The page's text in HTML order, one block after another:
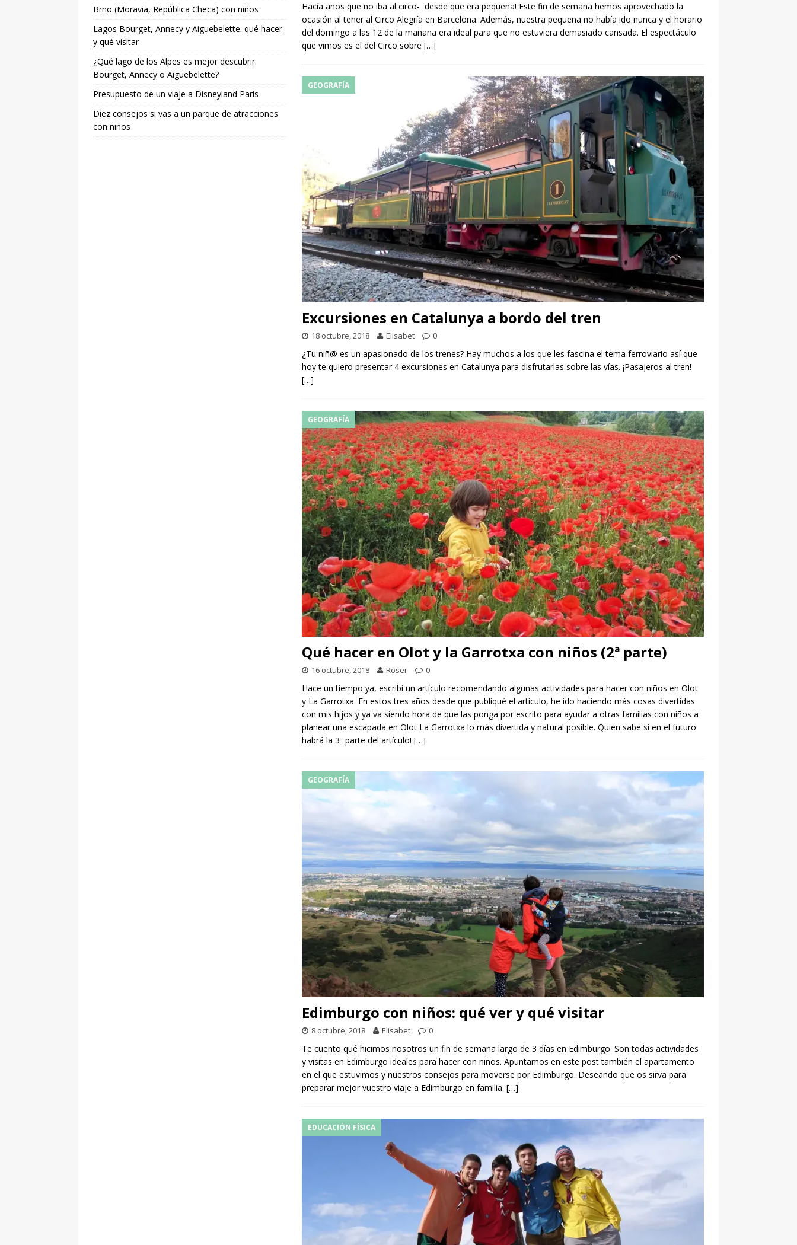
Hacía años que no iba al circo- desde que era pequeña! Este fin de semana hemos aprovechado la
ocasión al tener al Circo Alegría en Barcelona. Además, nuestra pequeña no había ido nunca y el horario
del domingo a las 12 de la mañana era ideal para que no estuviera demasiado cansada. El espectáculo
que vimos es el del Circo sobre […]
GEOGRAFÍA
Excursiones en Catalunya a bordo del tren
18 octubre, 2018 Elisabet 0
¿Tu niñ@ es un apasionado de los trenes? Hay muchos a los que les fascina el tema ferroviario así que
hoy te quiero presentar 4 excursiones en Catalunya para disfrutarlas sobre las vías. ¡Pasajeros al tren!
[…]
GEOGRAFÍA
Qué hacer en Olot y la Garrotxa con niños (2ª parte)
16 octubre, 2018 Roser 0
Hace un tiempo ya, escribí un artículo recomendando algunas actividades para hacer con niños en Olot
y La Garrotxa. En estos tres años desde que publiqué el artículo, he ido haciendo más cosas divertidas
con mis hijos y ya va siendo hora de que las ponga por escrito para ayudar a otras familias con niños a
planear una escapada en Olot La Garrotxa lo más divertida y natural posible. Quien sabe si en el futuro
habrá la 3ª parte del artículo! […]
GEOGRAFÍA
Edimburgo con niños: qué ver y qué visitar
8 octubre, 2018 Elisabet 0
Te cuento qué hicimos nosotros un fin de semana largo de 3 días en Edimburgo. Son todas actividades
y visitas en Edimburgo ideales para hacer con niños. Apuntamos en este post también el apartamento
en el que estuvimos y nuestros consejos para moverse por Edimburgo. Deseando que os sirva para
preparar mejor vuestro viaje a Edimburgo en familia. […]
EDUCACIÓN FÍSICA
Brno (Moravia, República Checa) con niños
Lagos Bourget, Annecy y Aiguebelette: qué hacer
y qué visitar
¿Qué lago de los Alpes es mejor descubrir:
Bourget, Annecy o Aiguebelette?
Presupuesto de un viaje a Disneyland París
Diez consejos si vas a un parque de atracciones
con niños